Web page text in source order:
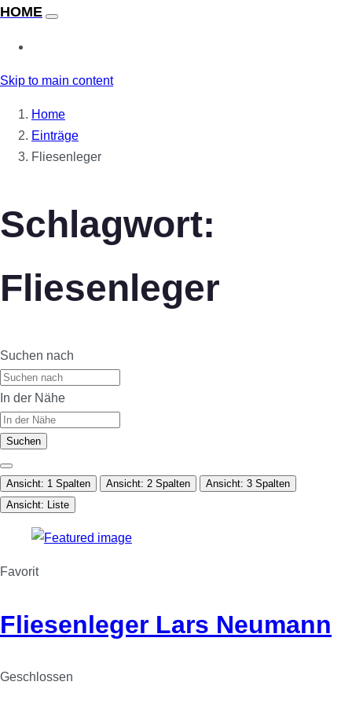
Skip to main content
Home
Einträge
Fliesenleger
Schlagwort:
Fliesenleger
Suchen nach
In der Nähe
Suchen
Ansicht: 1 Spalten Ansicht: 2 Spalten
Ansicht: 3 Spalten
Ansicht: Liste
Favorit
Fliesenleger Lars Neumann
Geschlossen